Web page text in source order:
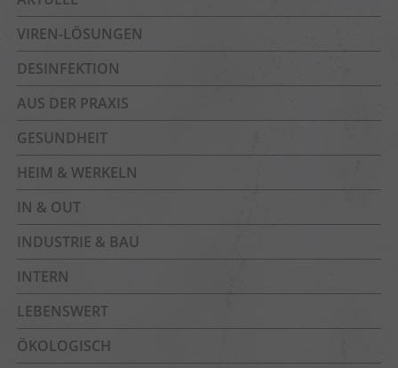
VIREN-LÖSUNGEN
DESINFEKTION
AUS DER PRAXIS
GESUNDHEIT
HEIM & WERKELN
IN & OUT
INDUSTRIE & BAU
INTERN
LEBENSWERT
ÖKOLOGISCH